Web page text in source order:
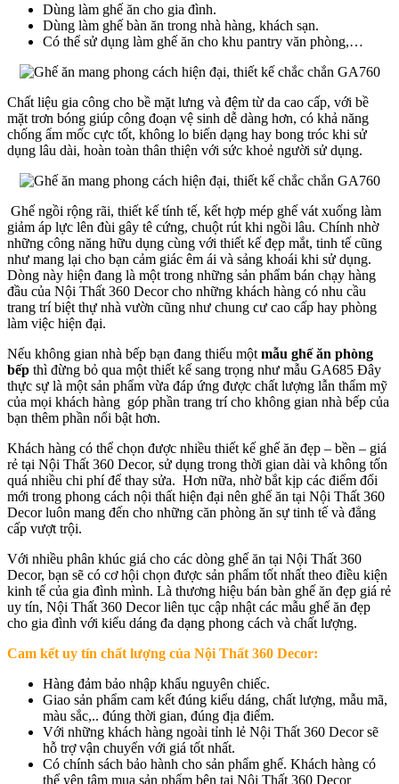
Dùng làm ghế ăn cho gia đình.
Dùng làm ghế bàn ăn trong nhà hàng, khách sạn.
Có thể sử dụng làm ghế ăn cho khu pantry văn phòng,…
Chất liệu gia công cho bề mặt lưng và đệm từ da cao cấp, với bề
mặt trơn bóng giúp công đoạn vệ sinh dễ dàng hơn, có khả năng
chống ẩm mốc cực tốt, không lo biến dạng hay bong tróc khi sử
dụng lâu dài, hoàn toàn thân thiện với sức khoẻ người sử dụng.
Ghế ngồi rộng rãi, thiết kế tính tế, kết hợp mép ghế vát xuống làm
giảm áp lực lên đùi gây tê cứng, chuột rút khi ngồi lâu. Chính nhờ
những công năng hữu dụng cùng với thiết kế đẹp mắt, tinh tế cũng
như mang lại cho bạn cảm giác êm ái và sảng khoái khi sử dụng.
Dòng này hiện đang là một trong những sản phẩm bán chạy hàng
đầu của Nội Thất 360 Decor cho những khách hàng có nhu cầu
trang trí biệt thự nhà vườn cũng như chung cư cao cấp hay phòng
làm việc hiện đại.
Nếu không gian nhà bếp bạn đang thiếu một mẫu ghế ăn phòng
bếp thì đừng bỏ qua một thiết kế sang trọng như mẫu GA685 Đây
thực sự là một sản phẩm vừa đáp ứng được chất lượng lẫn thẩm mỹ
của mọi khách hàng góp phần trang trí cho không gian nhà bếp của
bạn thêm phần nổi bật hơn.
Khách hàng có thể chọn được nhiều thiết kế ghế ăn đẹp – bền – giá
rẻ tại Nội Thất 360 Decor, sử dụng trong thời gian dài và không tốn
quá nhiều chi phí để thay sửa. Hơn nữa, nhờ bắt kịp các điểm đổi
mới trong phong cách nội thất hiện đại nên ghế ăn tại Nội Thất 360
Decor luôn mang đến cho những căn phòng ăn sự tinh tế và đẳng
cấp vượt trội.
Với nhiều phân khúc giá cho các dòng ghế ăn tại Nội Thất 360
Decor, bạn sẽ có cơ hội chọn được sản phẩm tốt nhất theo điều kiện
kinh tế của gia đình mình. Là thương hiệu bán bàn ghế ăn đẹp giá rẻ
uy tín, Nội Thất 360 Decor liên tục cập nhật các mẫu ghế ăn đẹp
cho gia đình với kiểu dáng đa dạng phong cách và chất lượng.
Cam kết uy tín chất lượng của Nội Thất 360 Decor:
Hàng đảm bảo nhập khẩu nguyên chiếc.
Giao sản phẩm cam kết đúng kiểu dáng, chất lượng, mẫu mã,
màu sắc,.. đúng thời gian, đúng địa điểm.
Với những khách hàng ngoài tỉnh lẻ Nội Thất 360 Decor sẽ
hỗ trợ vận chuyển với giá tốt nhất.
Có chính sách bảo hành cho sản phẩm ghế. Khách hàng có
thể yên tâm mua sản phẩm bên tại Nội Thất 360 Decor